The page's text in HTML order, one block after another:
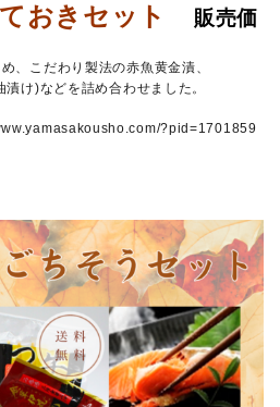
おきセット
販売価
、こだわり製法の赤魚黄金漬、
け)などを詰め合わせました。
?pid=1701859